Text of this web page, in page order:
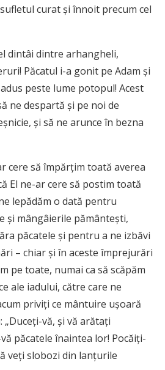
curat și înnoit precum cel
dintâi dintre arhangheli,
Păcatul i-a gonit pe Adam și
adus peste lume potopul! Acest
ne despartă și pe noi de
și să ne arunce în bezna
cere să împărțim toată averea
El ne-ar cere să postim toată
lepădăm o dată pentru
și mângâierile pământești,
păcatele și pentru a ne izbăvi
– chiar și în aceste împrejurări
pe toate, numai ca să scăpăm
ale iadului, către care ne
priviți ce mântuire ușoară
vă, și vă arătați
păcatele înaintea lor! Pocăiți-
veți slobozi din lanțurile